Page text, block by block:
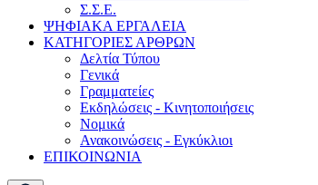
Σ.Σ.Ε.
ΨΗΦΙΑΚΑ ΕΡΓΑΛΕΙΑ
ΚΑΤΗΓΟΡΙΕΣ ΑΡΘΡΩΝ
Δελτία Τύπου
Γενικά
Γραμματείες
Εκδηλώσεις - Κινητοποιήσεις
Νομικά
Ανακοινώσεις - Εγκύκλιοι
ΕΠΙΚΟΙΝΩΝΙΑ